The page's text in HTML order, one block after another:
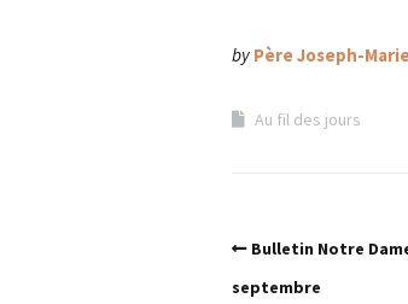
by Père Joseph-
Au fil des jours
Bulletin Notre
septembre